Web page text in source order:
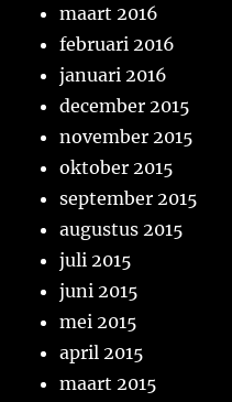
maart 2016
februari 2016
januari 2016
december 2015
november 2015
oktober 2015
september 2015
augustus 2015
juli 2015
juni 2015
mei 2015
april 2015
maart 2015